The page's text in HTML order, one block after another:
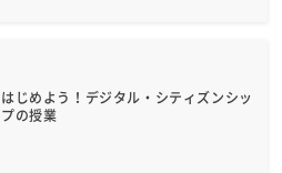
はじめよう！デジタル・シティズンシッ
プの授業